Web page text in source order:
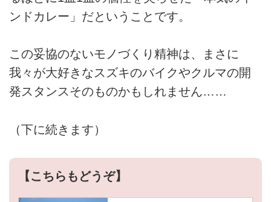
ンドカレー」だということです。
この妥協のないモノづくり精神は、まさに
我々が大好きなスズキのバイクやクルマの開
発スタンスそのものかもしれません……
（下に続きます）
【こちらもどうぞ】